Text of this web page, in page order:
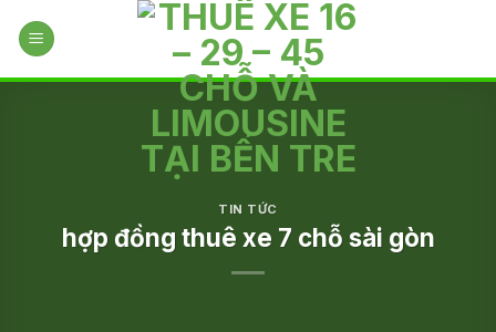
TIN TỨC
hợp đồng thuê xe 7 chỗ sài gòn